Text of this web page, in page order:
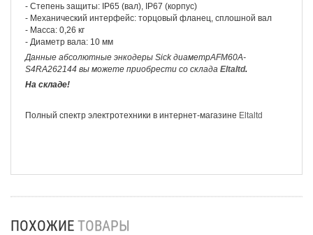
- Степень защиты: IP65 (вал), IP67 (корпус)
- Механический интерфейс: торцовый фланец, сплошной вал
- Масса: 0,26 кг
- Диаметр вала: 10 мм
Данные абсолютные энкодеры Sick диаметрAFM60A-
S4RA262144 вы можете приобрести со склада Eltaltd.
На складе!
Полный спектр электротехники в интернет-магазине Eltaltd
ПОХОЖИЕ ТОВАРЫ